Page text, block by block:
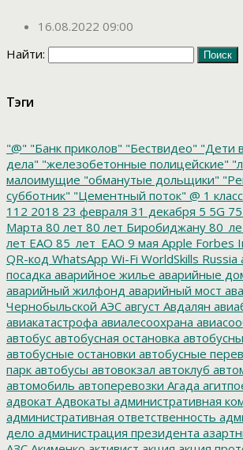
16.08.2022 09:00
Найти:
Тэги
"@" "Банк приколов" "Бествидео" "Дети
дела" "железобетонные полицейские"
малоимущие "обманутые дольщики"
субботник" "Цементный поток" @ 1 класс
112 2018 23 февраля 31 декабря 5 5G
Марта 80 лет 80 лет Биробиджану
лет ЕАО 85_лет_ЕАО 9 мая Apple Forbes
QR-код WhatsApp Wi-Fi WorldSkills Russia
посадка аварийное жилье аварийные
аварийный жилфонд аварийный мост
Чернобыльской АЭС август Авдалян
авиакатастрофа авиалесоохрана
автобус автобусная остановка
автобусные остановки автобусные
парк автобусы автовокзал автоклуб
автомобиль автоперевозки Агада
адвокат Адвокаты административная
административная ответственность
дело администрация президента